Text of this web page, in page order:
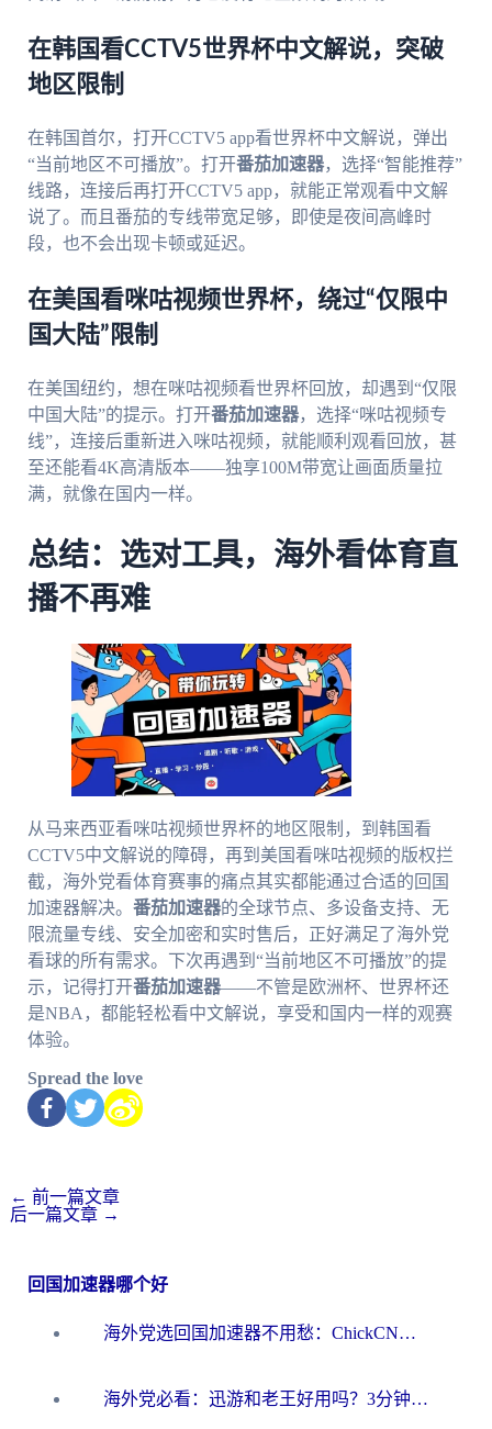
在韩国看CCTV5世界杯中文解说，突破
地区限制
在韩国首尔，打开CCTV5 app看世界杯中文解说，弹出
“当前地区不可播放”。打开番茄加速器，选择“智能推荐”
线路，连接后再打开CCTV5 app，就能正常观看中文解
说了。而且番茄的专线带宽足够，即使是夜间高峰时
段，也不会出现卡顿或延迟。
在美国看咪咕视频世界杯，绕过“仅限中
国大陆”限制
在美国纽约，想在咪咕视频看世界杯回放，却遇到“仅限
中国大陆”的提示。打开番茄加速器，选择“咪咕视频专
线”，连接后重新进入咪咕视频，就能顺利观看回放，甚
至还能看4K高清版本——独享100M带宽让画面质量拉
满，就像在国内一样。
总结：选对工具，海外看体育直
播不再难
从马来西亚看咪咕视频世界杯的地区限制，到韩国看
CCTV5中文解说的障碍，再到美国看咪咕视频的版权拦
截，海外党看体育赛事的痛点其实都能通过合适的回国
加速器解决。 番茄加速器的全球节点、多设备支持、无
限流量专线、安全加密和实时售后，正好满足了海外党
看球的所有需求。下次再遇到“当前地区不可播放”的提
示，记得打开番茄加速器——不管是欧洲杯、世界杯还
是NBA，都能轻松看中文解说，享受和国内一样的观赛
体验。
Spread the love
← 前一篇文章
后一篇文章 →
回国加速器哪个好
海外党选回国加速器不用愁：ChickCN和洞见哪个好？一篇搞定所有疑问
海外党必看：迅游和老王好用吗？3分钟选对加速国内网络的加速器